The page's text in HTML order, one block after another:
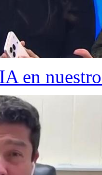
en